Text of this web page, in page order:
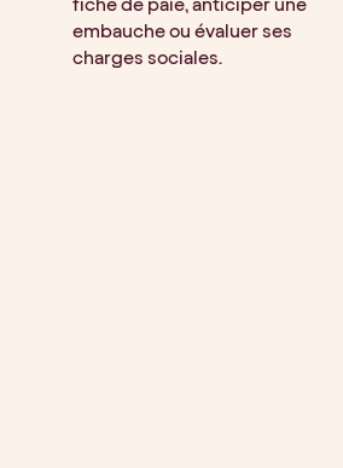
fiche de paie, anticiper une
embauche ou évaluer ses
charges sociales.